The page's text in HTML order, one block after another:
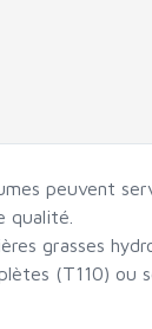
peuvent
qualité.
grasses
(T110)